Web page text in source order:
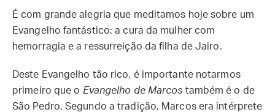
É com grande alegria que meditamos hoje sobre um
Evangelho fantástico: a cura da mulher com
hemorragia e a ressurreição da filha de Jairo.
Deste Evangelho tão rico, é importante notarmos
primeiro que o Evangelho de Marcos também é o de
São Pedro. Segundo a tradição, Marcos era intérprete